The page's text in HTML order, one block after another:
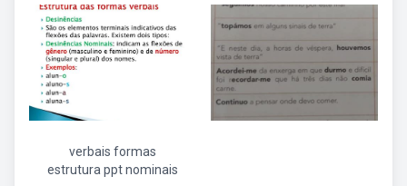
verbais formas
estrutura ppt nominais